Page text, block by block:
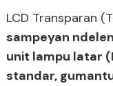
LCD Transparan
sampeyan
unit lampu latar
standar,